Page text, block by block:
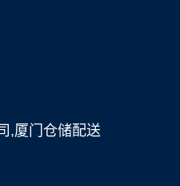
,厦门仓储配送